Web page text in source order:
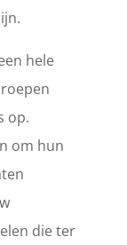
hele
op.
om hun
die ter